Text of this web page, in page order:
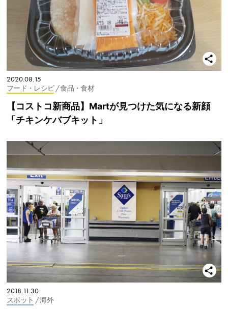
2020.08.15
フード・レシピ / 食品・食材
【コストコ新商品】Martが見つけた気になる新顔
「チキンケバブキット」
2018.11.30
スポット / 海外